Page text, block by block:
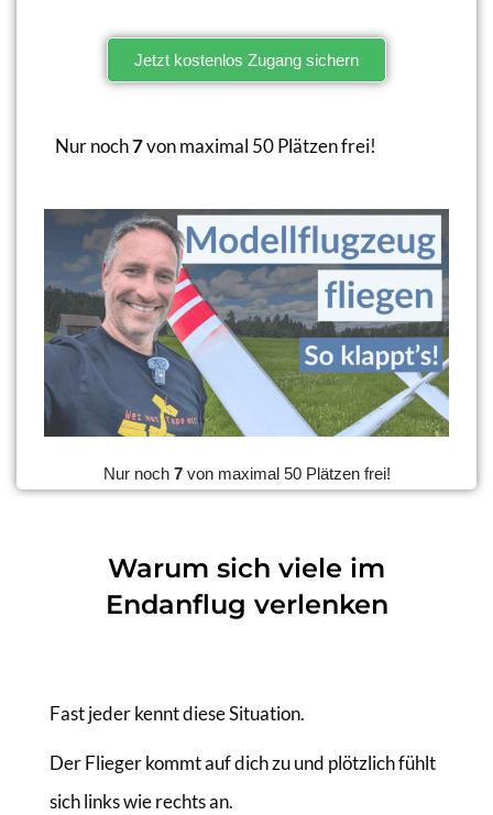
Jetzt kostenlos Zugang sichern
Nur noch7von maximal 50 Plätzen frei!
Nur noch 7 von maximal 50 Plätzen frei!
Warum sich viele im
Endanflug verlenken
Fast jeder kennt diese Situation.
Der Flieger kommt auf dich zu und plötzlich fühlt
sich links wie rechts an.